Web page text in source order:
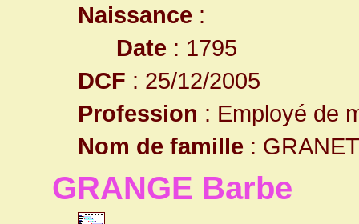
Naissance :
Date : 1795
DCF : 25/12/2005
Profession : Employé de
Nom de famille :
GRANGE Barbe